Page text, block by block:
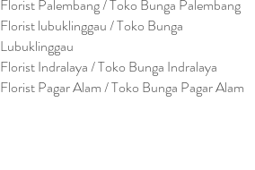
Florist Palembang / Toko Bunga Palembang
Florist lubuklinggau / Toko Bunga
Lubuklinggau
Florist Indralaya / Toko Bunga Indralaya
Florist Pagar Alam / Toko Bunga Pagar Alam